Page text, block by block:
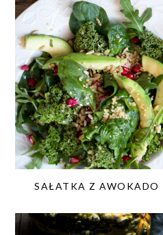
SAŁATKA Z AWOKADO